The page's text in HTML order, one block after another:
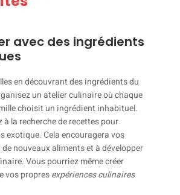
avec des ingrédients
en découvrant des ingrédients du
un atelier culinaire où chaque
choisit un ingrédient inhabituel.
à la recherche de recettes pour
exotique. Cela encouragera vos
nouveaux aliments et à développer
Vous pourriez même créer
vos propresexpériences culinaires